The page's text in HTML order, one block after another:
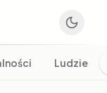
Ludzie